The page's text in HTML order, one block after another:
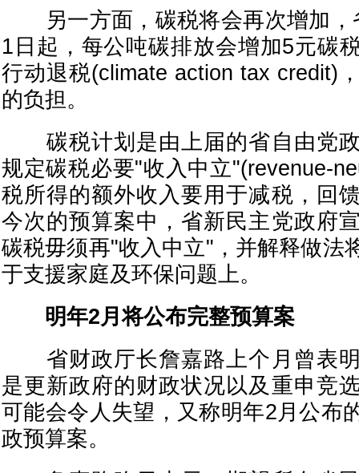
另一方面，碳税将会再次增加，
1日起，每公吨碳排放会增加5元碳
行动退税(climate action tax credit)
的负担。
碳税计划是由上届的省自由党政
规定碳税必要"收入中立"(revenue-
税所得的额外收入要用于减税，回
今次的预算案中，省新民主党政府
碳税毋须再"收入中立"，并解释做法
于支援家庭及环保问题上。
明年2月将公布完整预算案
省财政厅长詹嘉路上个月曾表明
是更新政府的财政状况以及重申竞
可能会令人失望，又称明年2月公布
政预算案。